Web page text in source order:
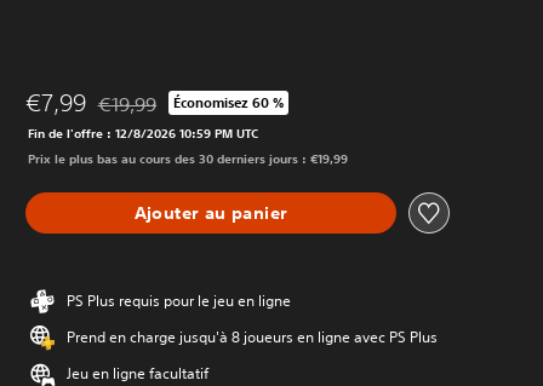
€7,99 Remise par rapport au prix d'origine de €19,99
€19,99 Économisez 60 %
Fin de l'offre : 12/8/2026 10:59 PM UTC
Prix le plus bas au cours des 30 derniers jours : €19,99
Ajouter au panier
PS Plus requis pour le jeu en ligne
Prend en charge jusqu'à 8 joueurs en ligne avec PS Plus
Jeu en ligne facultatif